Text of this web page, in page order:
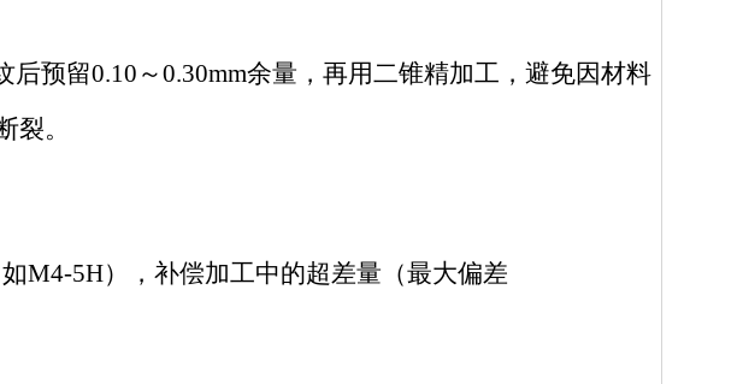
后预留0.10～0.30mm余量，再用二锥精加工，避免因材料
裂。
M4-5H），补偿加工中的超差量（最大偏差